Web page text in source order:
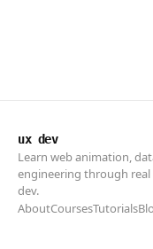
ux dev
Learn web animation,
engineering through
dev.
AboutCoursesTutorials